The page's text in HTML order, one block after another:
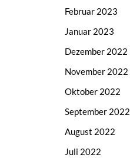
Februar 2023
Januar 2023
Dezember 2022
November 2022
Oktober 2022
September 2022
August 2022
Juli 2022